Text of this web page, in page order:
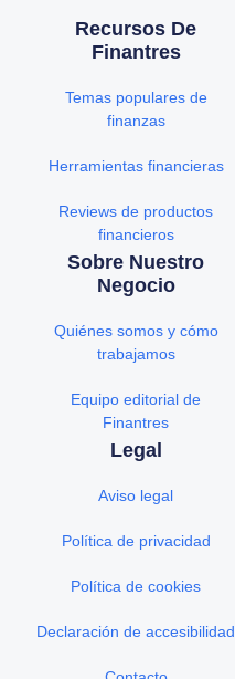
Recursos De
Finantres
Temas populares de
finanzas
Herramientas financieras
Reviews de productos
financieros
Sobre Nuestro
Negocio
Quiénes somos y cómo
trabajamos
Equipo editorial de
Finantres
Legal
Aviso legal
Política de privacidad
Política de cookies
Declaración de accesibilidad